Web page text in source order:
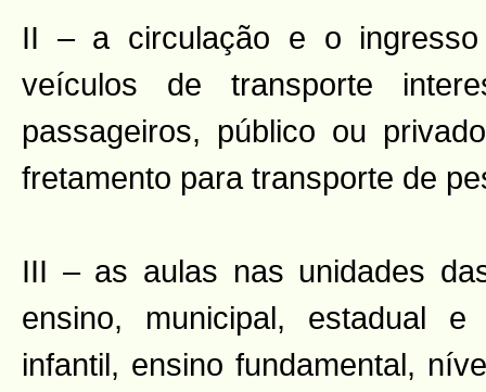
II – a circulação e o
veículos de transporte
passageiros, público ou
fretamento para transporte de
III – as aulas nas unidades
ensino, municipal, estadual e
infantil, ensino fundamental,